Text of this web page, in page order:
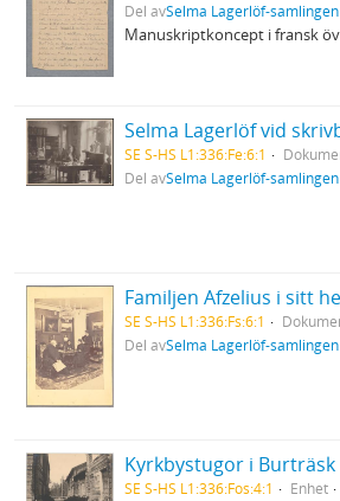
Del avSelma Lagerlöf-samlingen
Manuskriptkoncept i fransk
SE S-HS L1:336:Fe:6:1
Del avSelma Lagerlöf-samlingen
Familjen Afzelius i sitt
SE S-HS L1:336:Fs:6:1
Del avSelma Lagerlöf-samlingen
Kyrkbystugor i Burträsk
SE S-HS L1:336:Fos:4:1 Enhet